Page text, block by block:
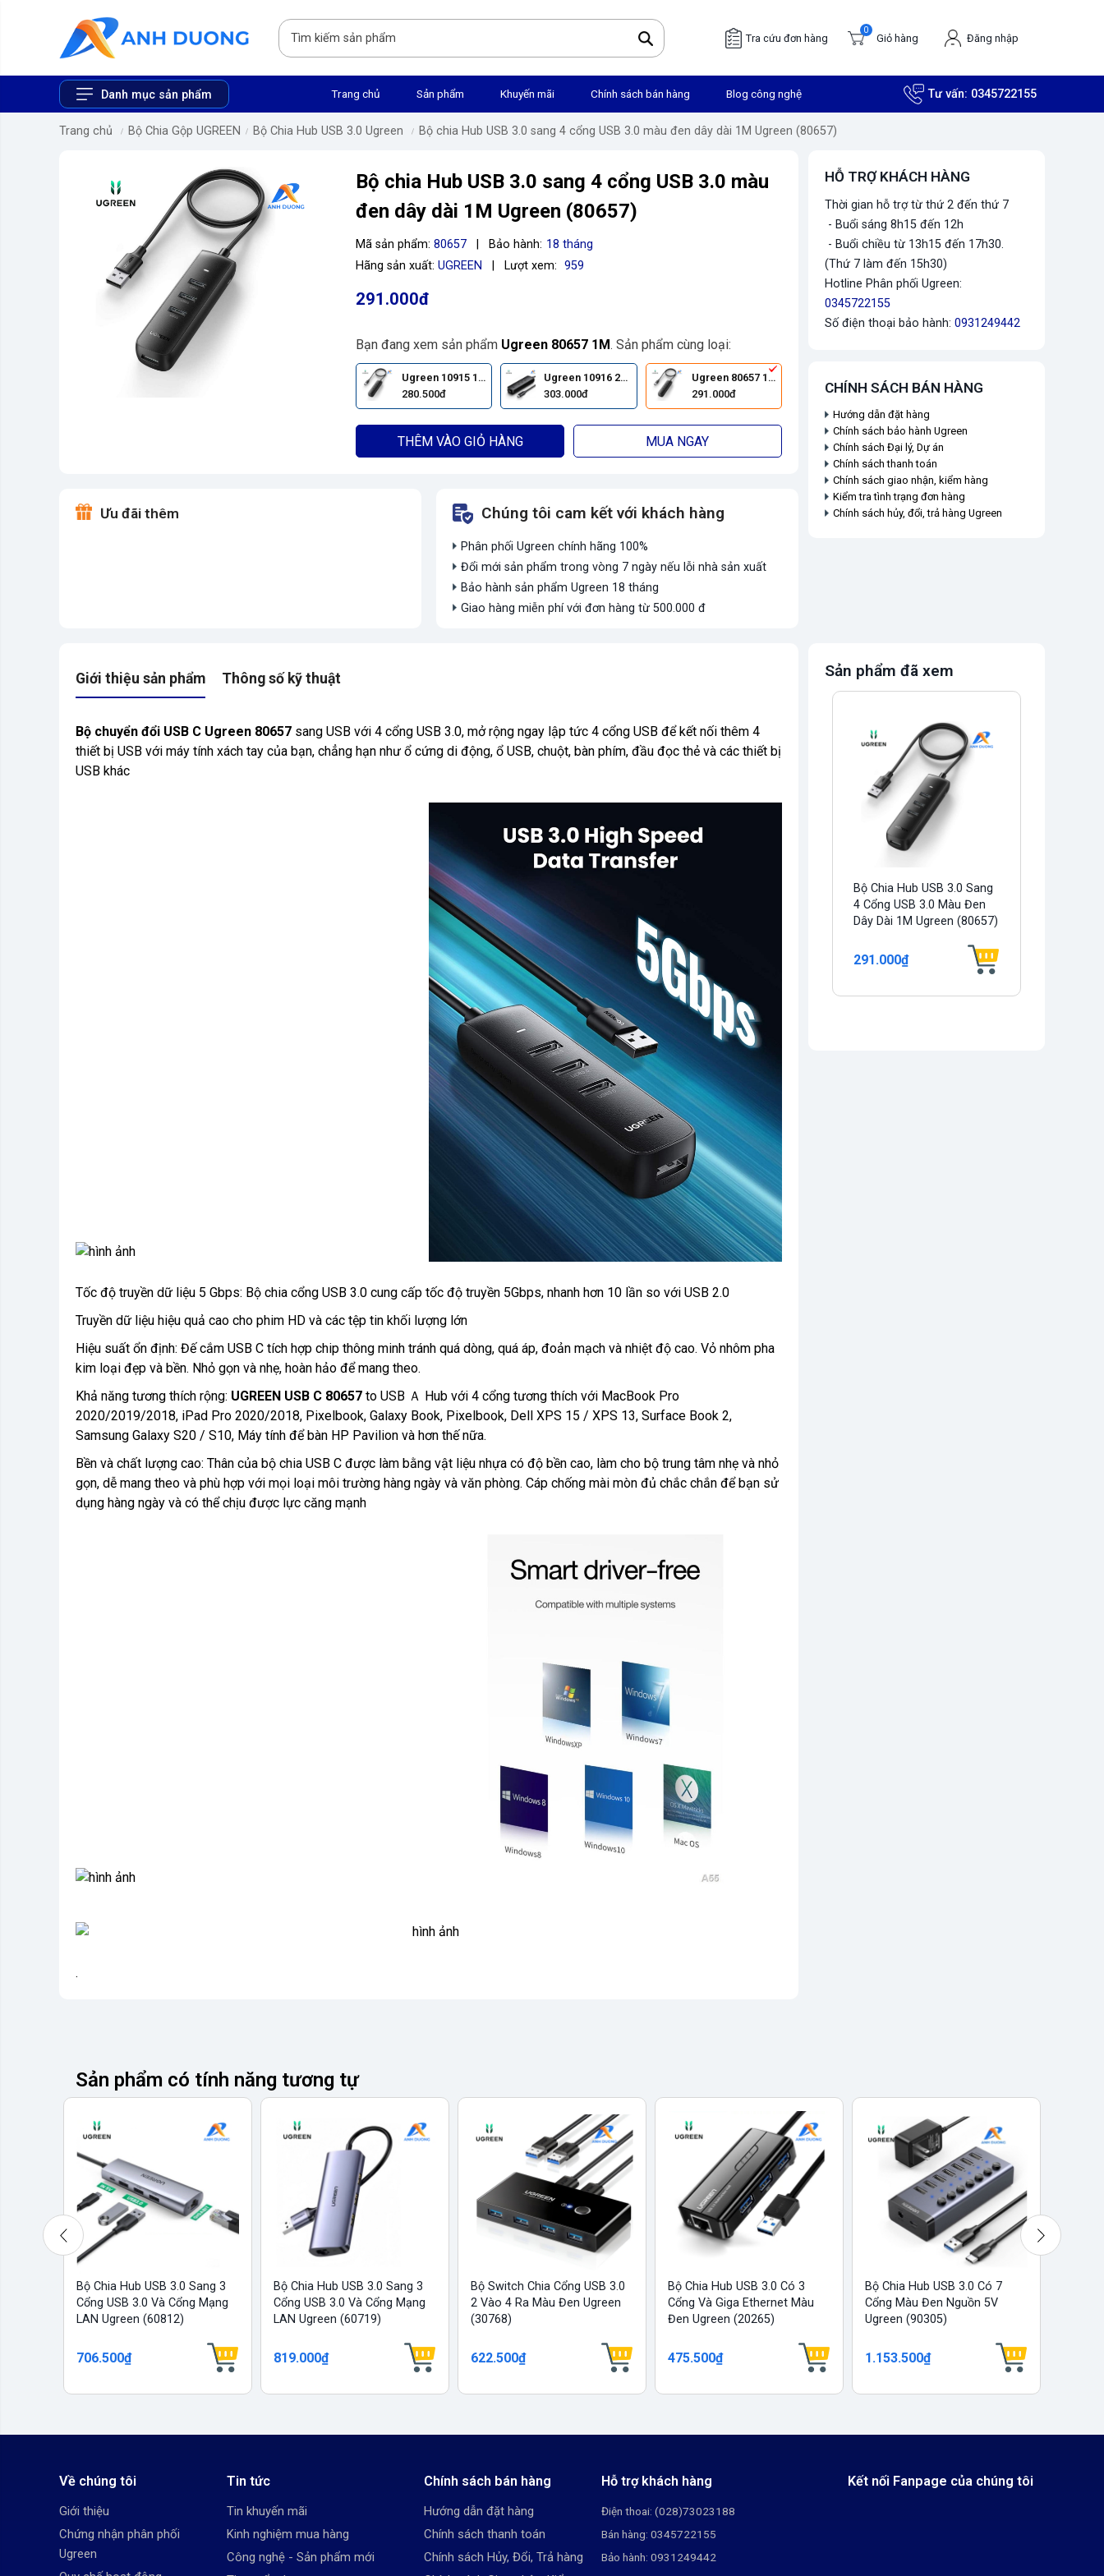
Tra cứu đơn hàng
0
Giỏ hàng Đăng nhập
Danh mục sản phẩm Trang chủ Sản phẩm Khuyến mãi Chính sách bán hàng Blog công nghệ Tư vấn: 0345722155
Trang chủ Bộ Chia Gộp UGREEN Bộ Chia Hub USB 3.0 Ugreen Bộ chia Hub USB 3.0 sang 4 cổng USB 3.0 màu đen dây dài 1M Ugreen (80657)
Bộ chia Hub USB 3.0 sang 4 cổng USB 3.0 màu
đen dây dài 1M Ugreen (80657)
Mã sản phẩm: 80657 Bảo hành: 18 tháng
Hãng sản xuất: UGREEN Lượt xem: 959
291.000đ
Bạn đang xem sản phẩm Ugreen 80657 1M. Sản phẩm cùng loại:
Ugreen 10915 15CM
280.500đ
Ugreen 10916 20CM
303.000đ
Ugreen 80657 1M
291.000đ
THÊM VÀO GIỎ HÀNG MUA NGAY
Ưu đãi thêm Chúng tôi cam kết với khách hàng
Phân phối Ugreen chính hãng 100%
Đổi mới sản phẩm trong vòng 7 ngày nếu lỗi nhà sản xuất
Bảo hành sản phẩm Ugreen 18 tháng
Giao hàng miễn phí với đơn hàng từ 500.000 đ
HỖ TRỢ KHÁCH HÀNG
Thời gian hỗ trợ từ thứ 2 đến thứ 7
- Buổi sáng 8h15 đến 12h
- Buổi chiều từ 13h15 đến 17h30.
(Thứ 7 làm đến 15h30)
Hotline Phân phối Ugreen:
0345722155
Số điện thoại bảo hành: 0931249442
CHÍNH SÁCH BÁN HÀNG
Hướng dẫn đặt hàng
Chính sách bảo hành Ugreen
Chính sách Đại lý, Dự án
Chính sách thanh toán
Chính sách giao nhận, kiểm hàng
Kiểm tra tình trạng đơn hàng
Chính sách hủy, đổi, trả hàng Ugreen
Giới thiệu sản phẩm Thông số kỹ thuật
Bộ chuyển đổi USB C Ugreen 80657 sang USB với 4 cổng USB 3.0, mở rộng ngay lập tức 4 cổng USB để kết nối thêm 4
thiết bị USB với máy tính xách tay của bạn, chẳng hạn như ổ cứng di động, ổ USB, chuột, bàn phím, đầu đọc thẻ và các thiết bị
USB khác
Tốc độ truyền dữ liệu 5 Gbps: Bộ chia cổng USB 3.0 cung cấp tốc độ truyền 5Gbps, nhanh hơn 10 lần so với USB 2.0
Truyền dữ liệu hiệu quả cao cho phim HD và các tệp tin khối lượng lớn
Hiệu suất ổn định: Đế cắm USB C tích hợp chip thông minh tránh quá dòng, quá áp, đoản mạch và nhiệt độ cao. Vỏ nhôm pha
kim loại đẹp và bền. Nhỏ gọn và nhẹ, hoàn hảo để mang theo.
Khả năng tương thích rộng: UGREEN USB C 80657 to USB Ａ Hub với 4 cổng tương thích với MacBook Pro
2020/2019/2018, iPad Pro 2020/2018, Pixelbook, Galaxy Book, Pixelbook, Dell XPS 15 / XPS 13, Surface Book 2,
Samsung Galaxy S20 / S10, Máy tính để bàn HP Pavilion và hơn thế nữa.
Bền và chất lượng cao: Thân của bộ chia USB C được làm bằng vật liệu nhựa có độ bền cao, làm cho bộ trung tâm nhẹ và nhỏ
gọn, dễ mang theo và phù hợp với mọi loại môi trường hàng ngày và văn phòng. Cáp chống mài mòn đủ chắc chắn để bạn sử
dụng hàng ngày và có thể chịu được lực căng mạnh
.
Sản phẩm đã xem
Bộ Chia Hub USB 3.0 Sang
4 Cổng USB 3.0 Màu Đen
Dây Dài 1M Ugreen (80657)
291.000₫
Sản phẩm có tính năng tương tự
Bộ Chia Hub USB 3.0 Sang 3
Cổng USB 3.0 Và Cổng Mạng
LAN Ugreen (60812)
706.500₫
Bộ Chia Hub USB 3.0 Sang 3
Cổng USB 3.0 Và Cổng Mạng
LAN Ugreen (60719)
819.000₫
Bộ Switch Chia Cổng USB 3.0
2 Vào 4 Ra Màu Đen Ugreen
(30768)
622.500₫
Bộ Chia Hub USB 3.0 Có 3
Cổng Và Giga Ethernet Màu
Đen Ugreen (20265)
475.500₫
Bộ Chia Hub USB 3.0 Có 7
Cổng Màu Đen Nguồn 5V
Ugreen (90305)
1.153.500₫
Về chúng tôi
Giới thiệu
Chứng nhận phân phối
Ugreen
Tin tức
Tin khuyến mãi
Kinh nghiệm mua hàng
Công nghệ - Sản phẩm mới
Chính sách bán hàng
Hướng dẫn đặt hàng
Chính sách thanh toán
Chính sách Hủy, Đổi, Trả hàng
Hỗ trợ khách hàng
Điện thoai: (028)73023188
Bán hàng: 0345722155
Bảo hành: 0931249442
Kết nối Fanpage của chúng tôi